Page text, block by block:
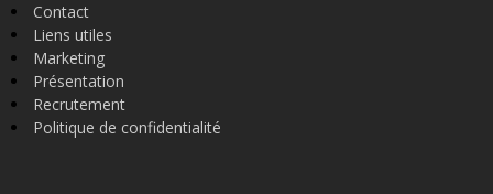
Contact
Liens utiles
Marketing
Présentation
Recrutement
Politique de confidentialité